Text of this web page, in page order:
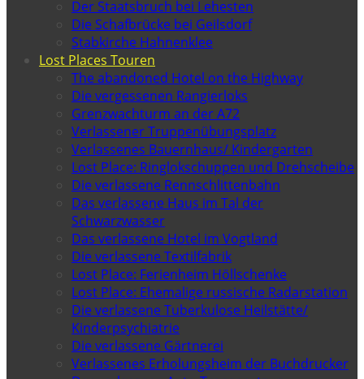
Der Staatsbruch bei Lehesten
Die Schafbrücke bei Geilsdorf
Stabkirche Hahnenklee
Lost Places Touren
The abandoned Hotel on the Highway
Die vergessenen Rangierloks
Grenzwachturm an der A72
Verlassener Truppenübungsplatz
Verlassenes Bauernhaus/ Kindergarten
Lost Place: Ringlokschuppen und Drehscheibe
Die verlassene Rennschlittenbahn
Das verlassene Haus im Tal der
Schwarzwasser
Das verlassene Hotel im Vogtland
Die verlassene Textilfabrik
Lost Place: Ferienheim Höllschenke
Lost Place: Ehemalige russische Radarstation
Die verlassene Tuberkulose Heilstätte/
Kinderpsychiatrie
Die verlassene Gärtnerei
Verlassenes Erholungsheim der Buchdrucker